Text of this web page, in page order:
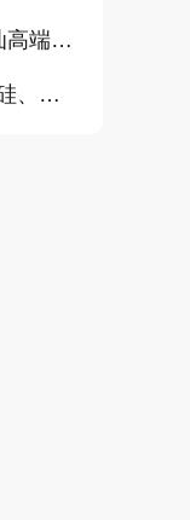
总投资3亿元！中金岭南深汕高端金属复合材料扩产项目正式开工
【团标起草单位征集】氮化硅、金刚石、碳化铪、氧化铝等